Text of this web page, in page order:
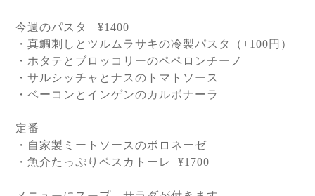
今週のパスタ
¥1400
・真鯛刺しとツルムラサキの冷製パスタ（+100 円）
・ホタテとブロッコリーのペペロンチーノ
・サルシッチャとナスのトマトソース
・ベーコンとインゲンのカルボナーラ
定番
・自家製ミートソースのボロネーゼ
・魚介たっぷりペスカトーレ
¥1700